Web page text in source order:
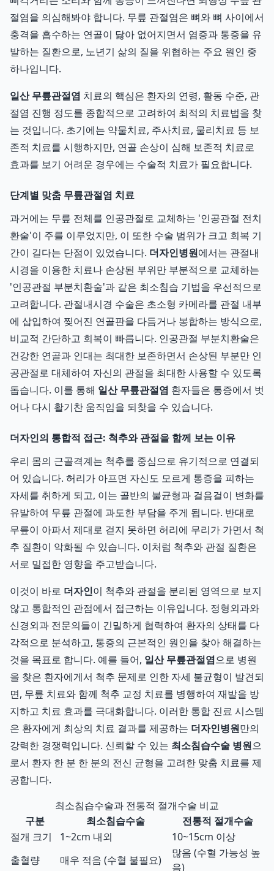
절염을 의심해봐야 합니다. 무릎 관절염은 뼈와 뼈 사이에서
충격을 흡수하는 연골이 닳아 없어지면서 염증과 통증을 유
발하는 질환으로, 노년기 삶의 질을 위협하는 주요 원인 중
하나입니다.
일산 무릎관절염 치료의 핵심은 환자의 연령, 활동 수준, 관
절염 진행 정도를 종합적으로 고려하여 최적의 치료법을 찾
는 것입니다. 초기에는 약물치료, 주사치료, 물리치료 등 보
존적 치료를 시행하지만, 연골 손상이 심해 보존적 치료로
효과를 보기 어려운 경우에는 수술적 치료가 필요합니다.
단계별 맞춤 무릎관절염 치료
과거에는 무릎 전체를 인공관절로 교체하는 '인공관절 전치
환술'이 주를 이루었지만, 이 또한 수술 범위가 크고 회복 기
간이 길다는 단점이 있었습니다. 더자인병원에서는 관절내
시경을 이용한 치료나 손상된 부위만 부분적으로 교체하는
'인공관절 부분치환술'과 같은 최소침습 기법을 우선적으로
고려합니다. 관절내시경 수술은 초소형 카메라를 관절 내부
에 삽입하여 찢어진 연골판을 다듬거나 봉합하는 방식으로,
비교적 간단하고 회복이 빠릅니다. 인공관절 부분치환술은
건강한 연골과 인대는 최대한 보존하면서 손상된 부분만 인
공관절로 대체하여 자신의 관절을 최대한 사용할 수 있도록
돕습니다. 이를 통해 일산 무릎관절염 환자들은 통증에서 벗
어나 다시 활기찬 움직임을 되찾을 수 있습니다.
더자인의 통합적 접근: 척추와 관절을 함께 보는 이유
우리 몸의 근골격계는 척추를 중심으로 유기적으로 연결되
어 있습니다. 허리가 아프면 자신도 모르게 통증을 피하는
자세를 취하게 되고, 이는 골반의 불균형과 걸음걸이 변화를
유발하여 무릎 관절에 과도한 부담을 주게 됩니다. 반대로
무릎이 아파서 제대로 걷지 못하면 허리에 무리가 가면서 척
추 질환이 악화될 수 있습니다. 이처럼 척추와 관절 질환은
서로 밀접한 영향을 주고받습니다.
이것이 바로 더자인이 척추와 관절을 분리된 영역으로 보지
않고 통합적인 관점에서 접근하는 이유입니다. 정형외과와
신경외과 전문의들이 긴밀하게 협력하여 환자의 상태를 다
각적으로 분석하고, 통증의 근본적인 원인을 찾아 해결하는
것을 목표로 합니다. 예를 들어, 일산 무릎관절염으로 병원
을 찾은 환자에게서 척추 문제로 인한 자세 불균형이 발견되
면, 무릎 치료와 함께 척추 교정 치료를 병행하여 재발을 방
지하고 치료 효과를 극대화합니다. 이러한 통합 진료 시스템
은 환자에게 최상의 치료 결과를 제공하는 더자인병원만의
강력한 경쟁력입니다. 신뢰할 수 있는 최소침습수술 병원으
로서 환자 한 분 한 분의 전신 균형을 고려한 맞춤 치료를 제
공합니다.
최소침습수술과 전통적 절개수술 비교
구분
최소침습수술
전통적 절개수술
절개 크기
1~2cm 내외
10~15cm 이상
출혈량
매우 적음 (수혈 불필요)
많음 (수혈 가능성 높
음)